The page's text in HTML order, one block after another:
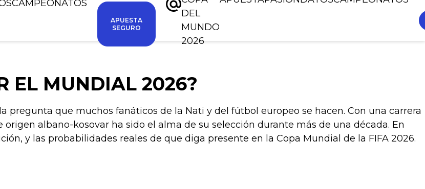
CAMPEONATOS
APUESTA
SEGURO
DEL
MUNDO
2026
EL MUNDIAL 2026?
pregunta que muchos fanáticos de la Nati y del fútbol europeo se hacen. Con una carrera
albano-kosovar ha sido el alma de su selección durante más de una década. En
y las probabilidades reales de que diga presente en la Copa Mundial de la FIFA 2026.